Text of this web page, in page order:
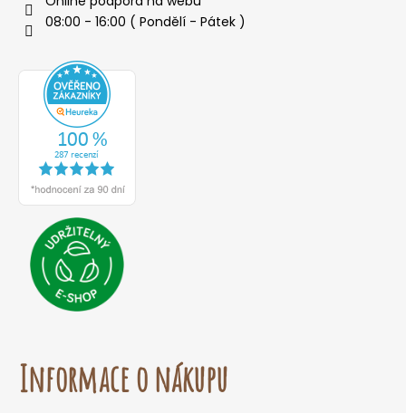
08:00 - 16:00 ( Pondělí - Pátek )
Informace o nákupu